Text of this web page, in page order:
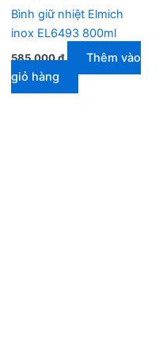
Bình giữ nhiệt Elmich
inox EL6493 800ml
585.000₫
Thêm vào
giỏ hàng